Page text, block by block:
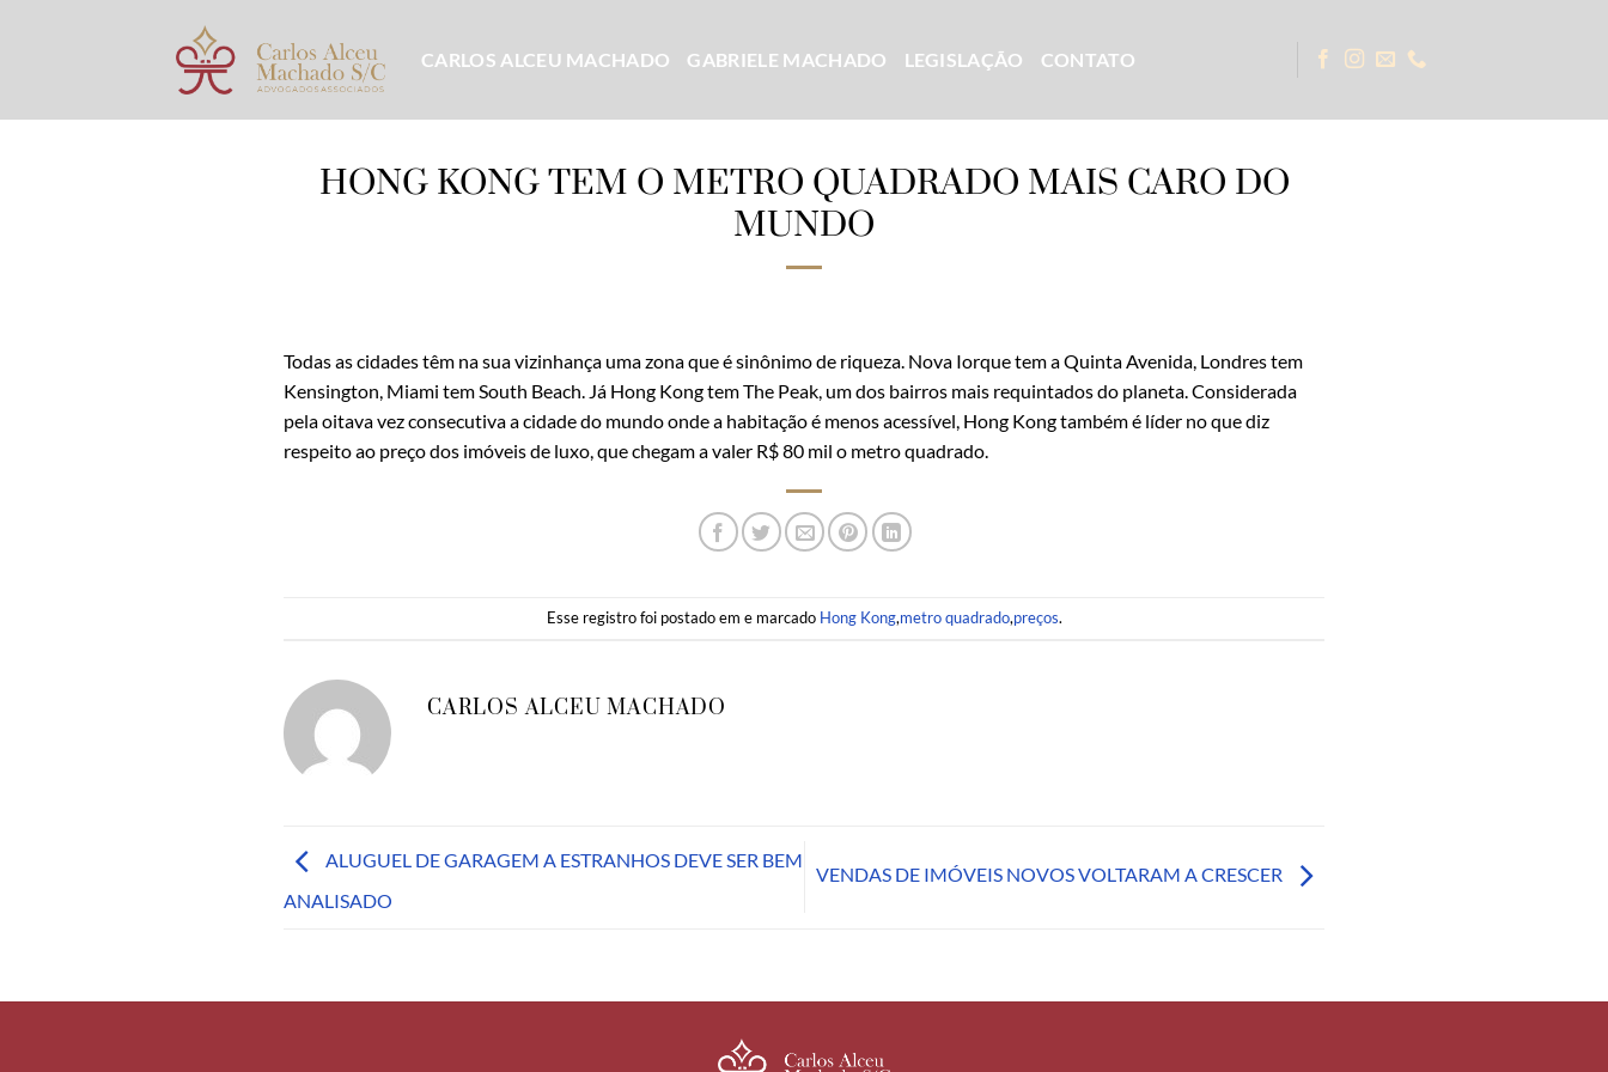
CARLOS ALCEU MACHADO GABRIELE MACHADO LEGISLAÇÃO CONTATO
HONG KONG TEM O METRO QUADRADO MAIS CARO DO
MUNDO
Todas as cidades têm na sua vizinhança uma zona que é sinônimo de riqueza. Nova Iorque tem a Quinta Avenida, Londres tem
Kensington, Miami tem South Beach. Já Hong Kong tem The Peak, um dos bairros mais requintados do planeta. Considerada
pela oitava vez consecutiva a cidade do mundo onde a habitação é menos acessível, Hong Kong também é líder no que diz
respeito ao preço dos imóveis de luxo, que chegam a valer R$ 80 mil o metro quadrado.
Esse registro foi postado em e marcado Hong Kong,metro quadrado,preços.
CARLOS ALCEU MACHADO
ALUGUEL DE GARAGEM A ESTRANHOS DEVE SER BEM
ANALISADO
VENDAS DE IMÓVEIS NOVOS VOLTARAM A CRESCER